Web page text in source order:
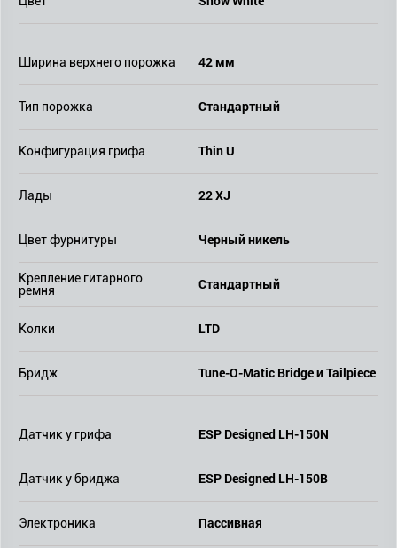
Ширина верхнего порожка 42 мм
Тип порожка Стандартный
Конфигурация грифа Thin U
Лады 22 XJ
Цвет фурнитуры Черный никель
Крепление гитарного
ремня
Стандартный
Колки LTD
Бридж Tune-O-Matic Bridge и Tailpiece
Датчик у грифа ESP Designed LH-150N
Датчик у бриджа ESP Designed LH-150B
Электроника Пассивная